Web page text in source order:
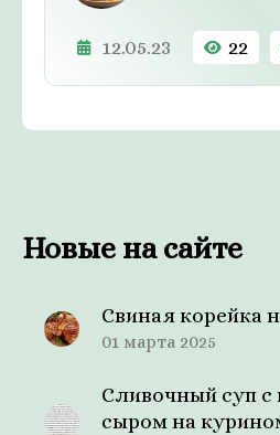
12.05.23 22
Новые на сайте
Свиная корейка
01 марта 2025
Сливочный суп
сыром на